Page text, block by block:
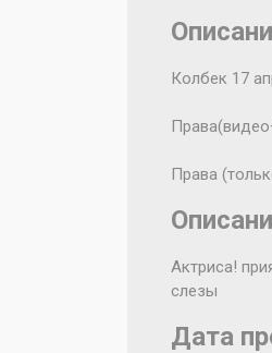
Колбек 17
Права
Актриса!
слезы
Дата